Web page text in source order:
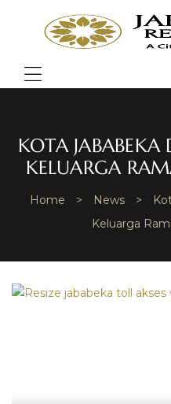
KOTA JABABEKA
KELUARGA
Home > News >
Keluarga